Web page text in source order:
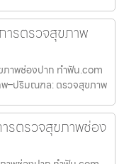
ารตรวจสุขภาพ
ภาพช่องปาก ทำฟัน.com
–ปริมณฑล: ตรวจสุขภาพ
รตรวจสุขภาพช่อง